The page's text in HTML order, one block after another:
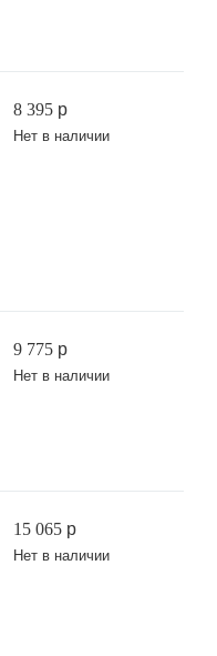
8 395 p
Нет в наличии
9 775 p
Нет в наличии
15 065 p
Нет в наличии